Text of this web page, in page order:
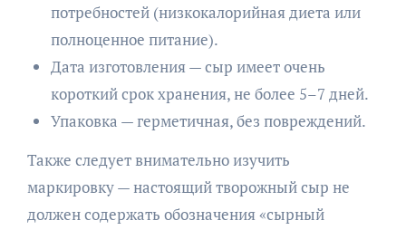
потребностей (низкокалорийная диета или
полноценное питание).
Дата изготовления — сыр имеет очень
короткий срок хранения, не более 5–7 дней.
Упаковка — герметичная, без повреждений.
Также следует внимательно изучить
маркировку — настоящий творожный сыр не
должен содержать обозначения «сырный